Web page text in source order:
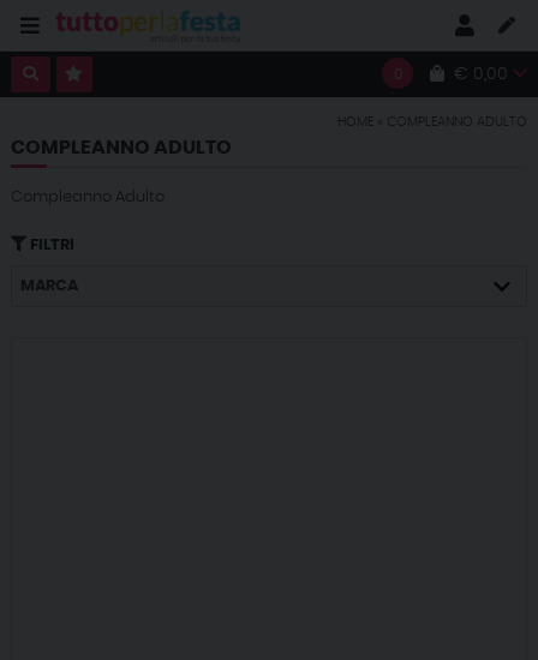
0 € 0,00
HOME COMPLEANNO ADULTO
COMPLEANNO ADULTO
Compleanno Adulto
FILTRI
MARCA